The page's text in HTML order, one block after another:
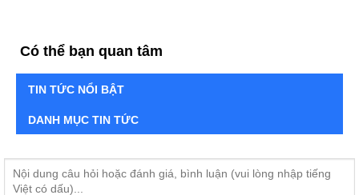
Có thể bạn quan tâm
TIN TỨC NỔI BẬT
DANH MỤC TIN TỨC